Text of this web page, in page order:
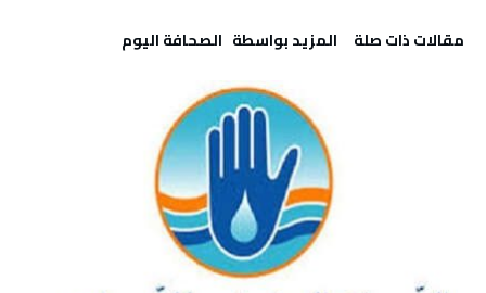
‫مقالات ذات صلة‬ ‫‫المزيد بواسطة‬ ‬ ‭ ‬الصحافة‭ ‬اليوم